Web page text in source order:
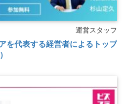
運営スタッフ
を代表する経営者によるトップ